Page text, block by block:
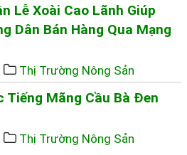
Lễ Xoài Cao Lãnh Giúp
Dân Bán Hàng Qua Mạng
Thị Trường Nông Sản
Tiếng Mãng Cầu Bà Đen
Thị Trường Nông Sản